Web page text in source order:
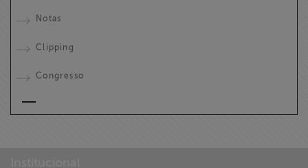
Notas
Clipping
Congresso